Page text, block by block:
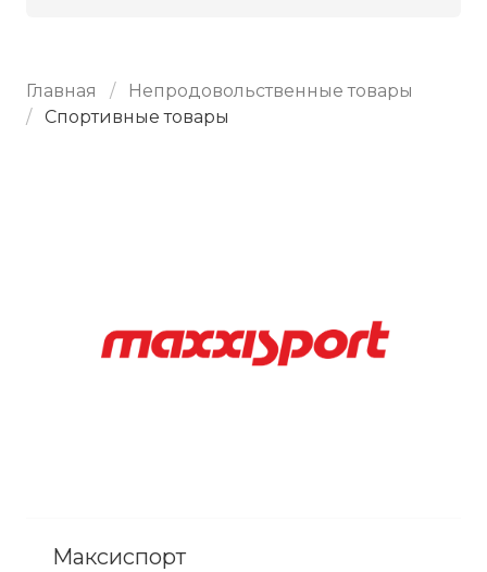
Главная
Непродовольственные товары
Спортивные товары
Максиспорт